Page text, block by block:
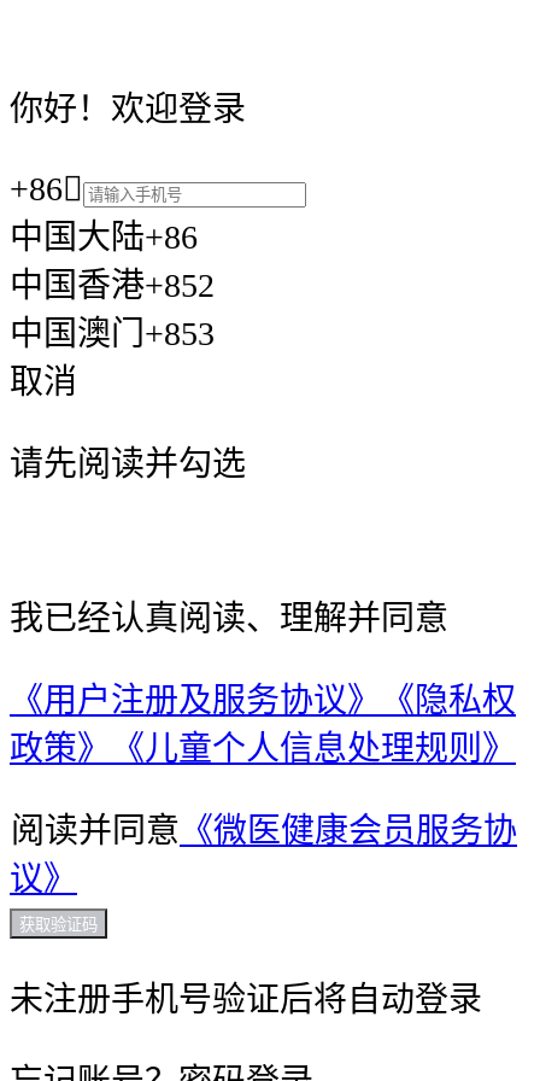
你好！欢迎登录
+86
中国大陆+86
中国香港+852
中国澳门+853
取消
请先阅读并勾选
我已经认真阅读、理解并同意
《用户注册及服务协议》
《隐私权
政策》
《儿童个人信息处理规则》
阅读并同意 《微医健康会员服务协
议》
获取验证码
未注册手机号验证后将自动登录